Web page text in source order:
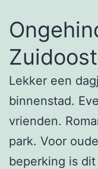
Lekker een
binnenstad.
vrienden.
park. Voor
beperking is